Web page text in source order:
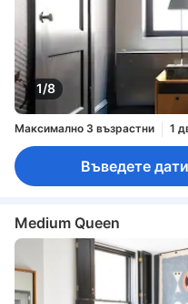
1/8
Максимално 3 възрастни 1
Въведете
Medium Queen